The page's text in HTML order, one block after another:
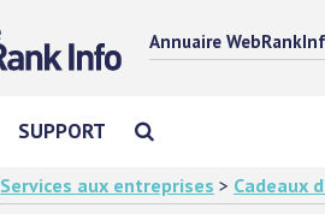
Annuaire
SUPPORT
Services aux entreprises > Cadeaux